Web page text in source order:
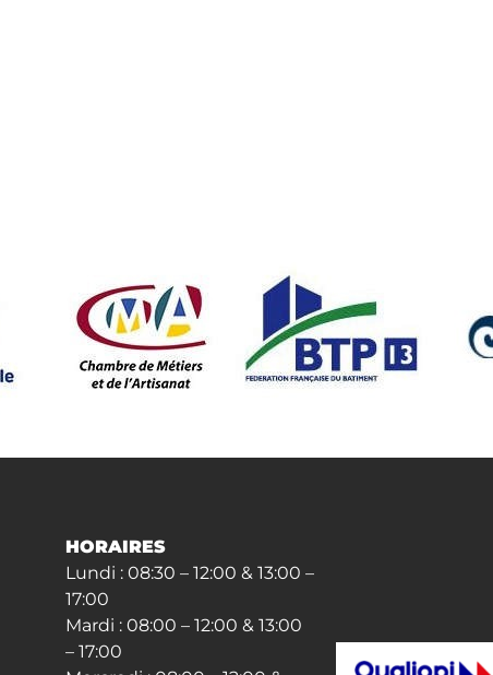
HORAIRES
Lundi : 08:30 – 12:00 & 13:00 –
17:00
Mardi : 08:00 – 12:00 & 13:00
– 17:00